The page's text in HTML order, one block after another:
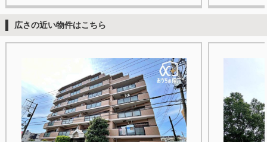
広さの近い物件はこちら